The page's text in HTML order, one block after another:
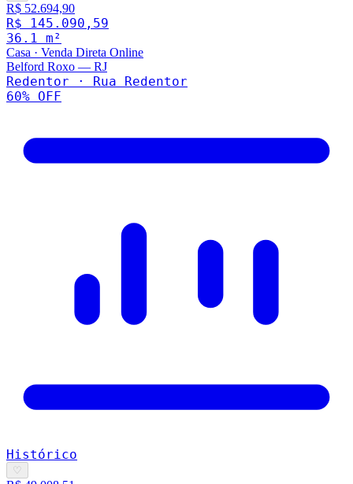
R$ 52.694,90
R$ 145.090,59
36.1 m²
Casa · Venda Direta Online
Belford Roxo — RJ
Redentor · Rua Redentor
60% OFF
Histórico
♡